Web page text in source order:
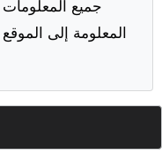
جميع
المعلومة إلى